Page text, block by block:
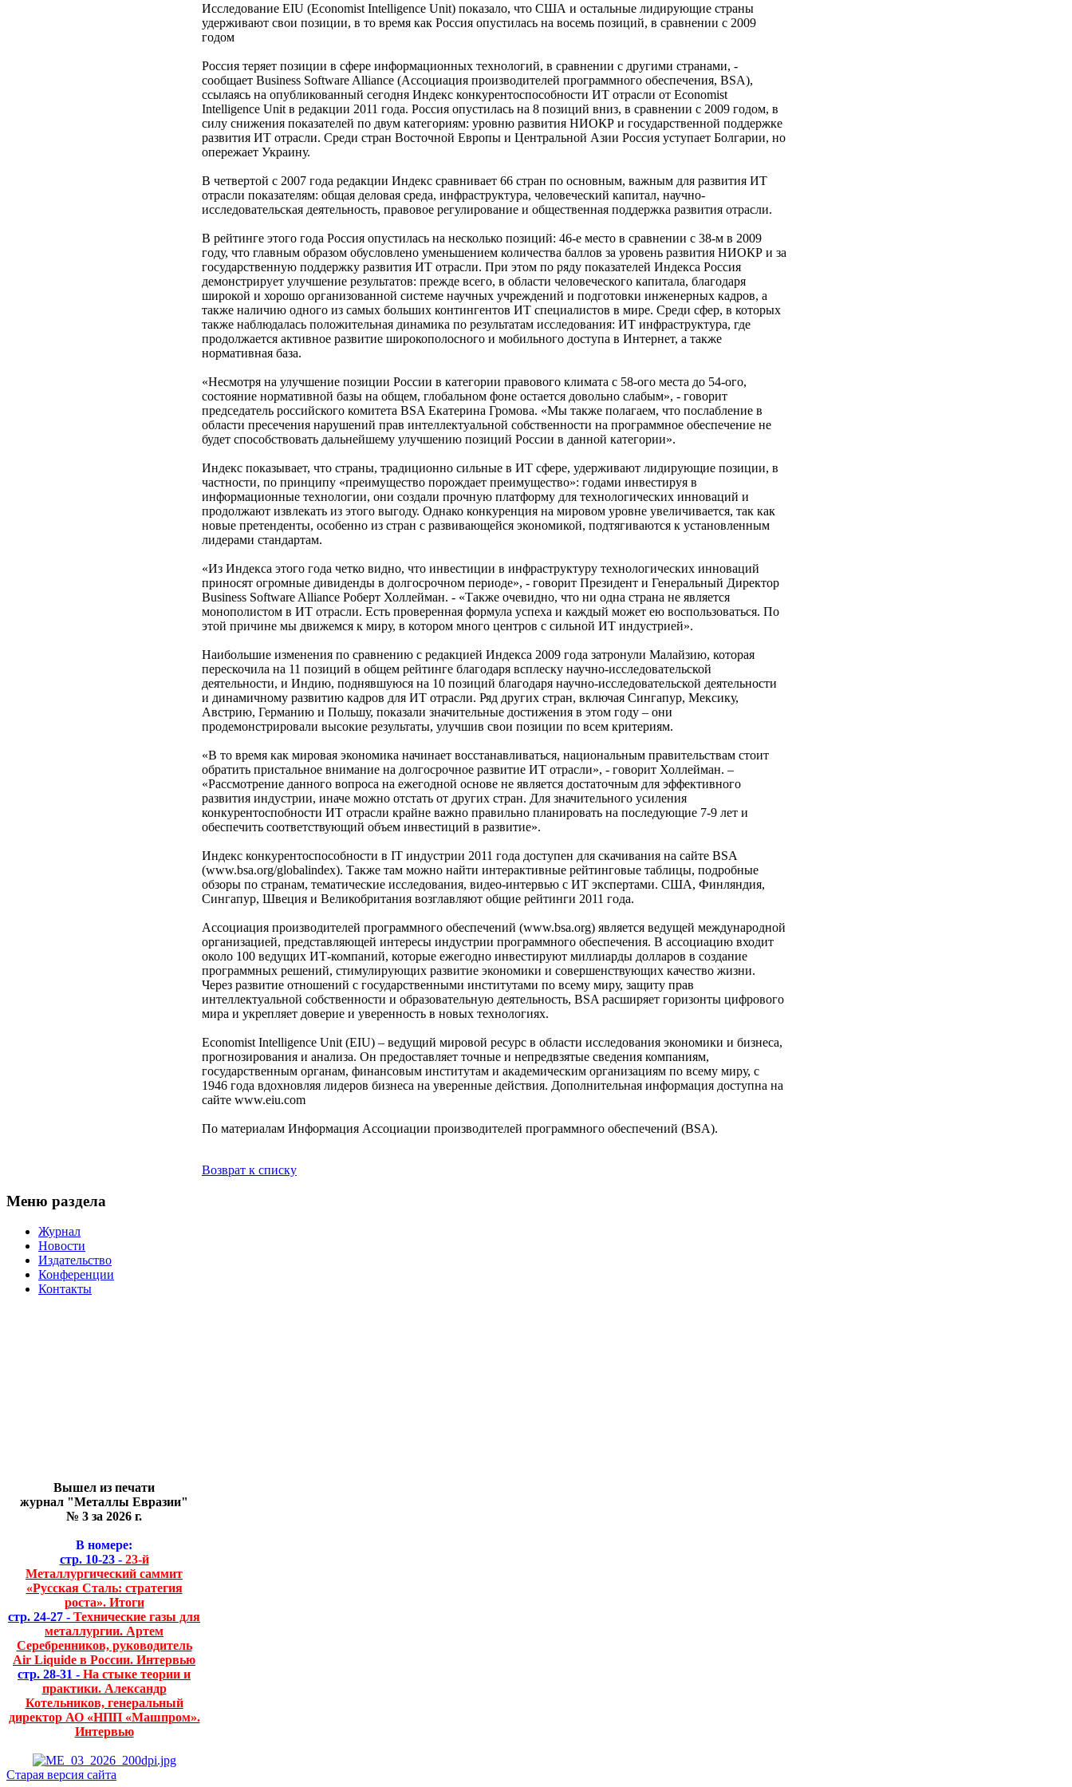
Исследование EIU (Economist Intelligence Unit) показало, что США и остальные лидирующие страны
удерживают свои позиции, в то время как Россия опустилась на восемь позиций, в сравнении с 2009
годом
Россия теряет позиции в сфере информационных технологий, в сравнении с другими странами, -
сообщает Business Software Alliance (Ассоциация производителей программного обеспечения, BSA),
ссылаясь на опубликованный сегодня Индекс конкурентоспособности ИТ отрасли от Economist
Intelligence Unit в редакции 2011 года. Россия опустилась на 8 позиций вниз, в сравнении с 2009 годом, в
силу снижения показателей по двум категориям: уровню развития НИОКР и государственной поддержке
развития ИТ отрасли. Среди стран Восточной Европы и Центральной Азии Россия уступает Болгарии, но
опережает Украину.
В четвертой с 2007 года редакции Индекс сравнивает 66 стран по основным, важным для развития ИТ
отрасли показателям: общая деловая среда, инфраструктура, человеческий капитал, научно-
исследовательская деятельность, правовое регулирование и общественная поддержка развития отрасли.
В рейтинге этого года Россия опустилась на несколько позиций: 46-е место в сравнении с 38-м в 2009
году, что главным образом обусловлено уменьшением количества баллов за уровень развития НИОКР и за
государственную поддержку развития ИТ отрасли. При этом по ряду показателей Индекса Россия
демонстрирует улучшение результатов: прежде всего, в области человеческого капитала, благодаря
широкой и хорошо организованной системе научных учреждений и подготовки инженерных кадров, а
также наличию одного из самых больших контингентов ИТ специалистов в мире. Среди сфер, в которых
также наблюдалась положительная динамика по результатам исследования: ИТ инфраструктура, где
продолжается активное развитие широкополосного и мобильного доступа в Интернет, а также
нормативная база.
«Несмотря на улучшение позиции России в категории правового климата с 58-ого места до 54-ого,
состояние нормативной базы на общем, глобальном фоне остается довольно слабым», - говорит
председатель российского комитета BSA Екатерина Громова. «Мы также полагаем, что послабление в
области пресечения нарушений прав интеллектуальной собственности на программное обеспечение не
будет способствовать дальнейшему улучшению позиций России в данной категории».
Индекс показывает, что страны, традиционно сильные в ИТ сфере, удерживают лидирующие позиции, в
частности, по принципу «преимущество порождает преимущество»: годами инвестируя в
информационные технологии, они создали прочную платформу для технологических инноваций и
продолжают извлекать из этого выгоду. Однако конкуренция на мировом уровне увеличивается, так как
новые претенденты, особенно из стран с развивающейся экономикой, подтягиваются к установленным
лидерами стандартам.
«Из Индекса этого года четко видно, что инвестиции в инфраструктуру технологических инноваций
приносят огромные дивиденды в долгосрочном периоде», - говорит Президент и Генеральный Директор
Business Software Alliance Роберт Холлейман. - «Также очевидно, что ни одна страна не является
монополистом в ИТ отрасли. Есть проверенная формула успеха и каждый может ею воспользоваться. По
этой причине мы движемся к миру, в котором много центров с сильной ИТ индустрией».
Наибольшие изменения по сравнению с редакцией Индекса 2009 года затронули Малайзию, которая
перескочила на 11 позиций в общем рейтинге благодаря всплеску научно-исследовательской
деятельности, и Индию, поднявшуюся на 10 позиций благодаря научно-исследовательской деятельности
и динамичному развитию кадров для ИТ отрасли. Ряд других стран, включая Сингапур, Мексику,
Австрию, Германию и Польшу, показали значительные достижения в этом году – они
продемонстрировали высокие результаты, улучшив свои позиции по всем критериям.
«В то время как мировая экономика начинает восстанавливаться, национальным правительствам стоит
обратить пристальное внимание на долгосрочное развитие ИТ отрасли», - говорит Холлейман. –
«Рассмотрение данного вопроса на ежегодной основе не является достаточным для эффективного
развития индустрии, иначе можно отстать от других стран. Для значительного усиления
конкурентоспобности ИТ отрасли крайне важно правильно планировать на последующие 7-9 лет и
обеспечить соответствующий объем инвестиций в развитие».
Индекс конкурентоспособности в IT индустрии 2011 года доступен для скачивания на сайте BSA
(www.bsa.org/globalindex). Также там можно найти интерактивные рейтинговые таблицы, подробные
обзоры по странам, тематические исследования, видео-интервью с ИТ экспертами. США, Финляндия,
Сингапур, Швеция и Великобритания возглавляют общие рейтинги 2011 года.
Ассоциация производителей программного обеспечений (www.bsa.org) является ведущей международной
организацией, представляющей интересы индустрии программного обеспечения. В ассоциацию входит
около 100 ведущих ИТ-компаний, которые ежегодно инвестируют миллиарды долларов в создание
программных решений, стимулирующих развитие экономики и совершенствующих качество жизни.
Через развитие отношений с государственными институтами по всему миру, защиту прав
интеллектуальной собственности и образовательную деятельность, BSA расширяет горизонты цифрового
мира и укрепляет доверие и уверенность в новых технологиях.
Economist Intelligence Unit (EIU) – ведущий мировой ресурс в области исследования экономики и бизнеса,
прогнозирования и анализа. Он предоставляет точные и непредвзятые сведения компаниям,
государственным органам, финансовым институтам и академическим организациям по всему миру, с
1946 года вдохновляя лидеров бизнеса на уверенные действия. Дополнительная информация доступна на
сайте www.eiu.com
По материалам Информация Ассоциации производителей программного обеспечений (BSA).
Возврат к списку
Меню раздела
Журнал
Новости
Издательство
Конференции
Контакты
Вышел из печати
журнал "Металлы Евразии"
№ 3 за 2026 г.
В номере:
стр. 10-23 -23-й
Металлургический саммит
«Русская Сталь: стратегия
роста». Итоги
стр. 24-27 - Технические газы для
металлургии. Артем
Серебренников, руководитель
Air Liquide в России. Интервью
стр. 28-31 - На стыке теории и
практики. Александр
Котельников, генеральный
директор АО «НПП «Машпром».
Интервью
Старая версия сайта